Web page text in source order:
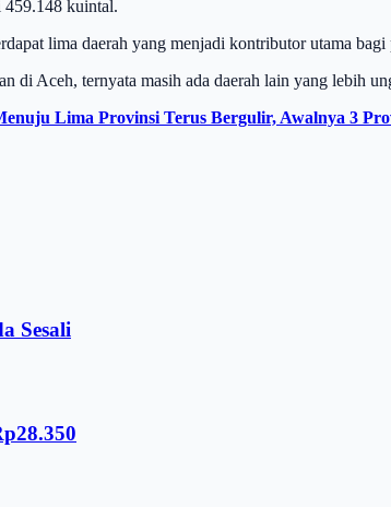
459.148 kuintal.
lima daerah yang menjadi kontributor utama
di Aceh, ternyata masih ada daerah lain yang lebih
Lima Provinsi Terus Bergulir, Awalnya 3
Sesali